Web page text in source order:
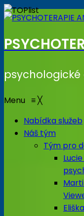
Menu ≡╳
Nabídka služeb
Náš tým
Tým pro
Eliška